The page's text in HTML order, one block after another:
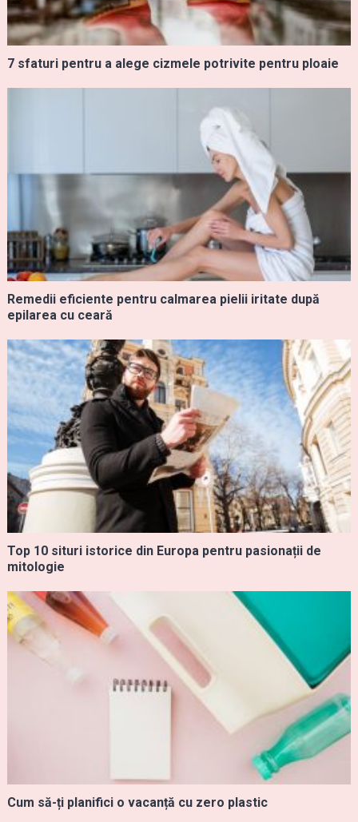
7 sfaturi pentru a alege cizmele potrivite pentru ploaie
Remedii eficiente pentru calmarea pielii iritate după
epilarea cu ceară
Top 10 situri istorice din Europa pentru pasionații de
mitologie
Cum să-ți planifici o vacanță cu zero plastic